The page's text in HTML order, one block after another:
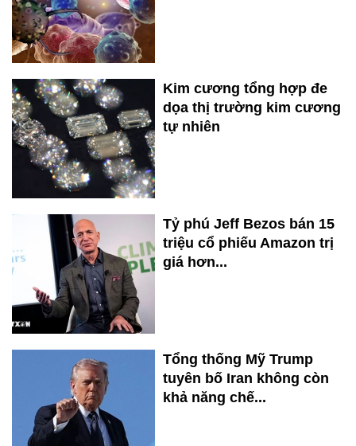
Kim cương tổng hợp đe
dọa thị trường kim cương
tự nhiên
Tỷ phú Jeff Bezos bán 15
triệu cổ phiếu Amazon trị
giá hơn...
Tổng thống Mỹ Trump
tuyên bố Iran không còn
khả năng chế...